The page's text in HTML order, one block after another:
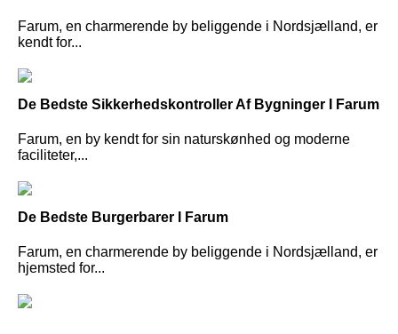
Farum, en charmerende by beliggende i Nordsjælland, er
kendt for...
De Bedste Sikkerhedskontroller Af Bygninger I Farum
Farum, en by kendt for sin naturskønhed og moderne
faciliteter,...
De Bedste Burgerbarer I Farum
Farum, en charmerende by beliggende i Nordsjælland, er
hjemsted for...